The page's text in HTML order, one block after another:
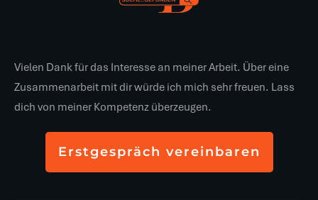
Vielen Dank für das Interesse an meiner Arbeit. Über eine
Zusammenarbeit mit dir würde ich mich sehr freuen. Lass
dich von meiner Kompetenz überzeugen.
Erstgespräch vereinbaren